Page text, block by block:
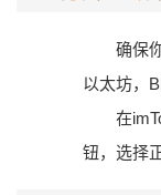
确保
以太坊，
在
钮，选择